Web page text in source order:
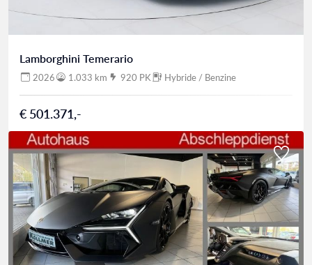
Lamborghini Temerario
2026 1.033 km 920 PK Hybride / Benzine
€ 501.371,-